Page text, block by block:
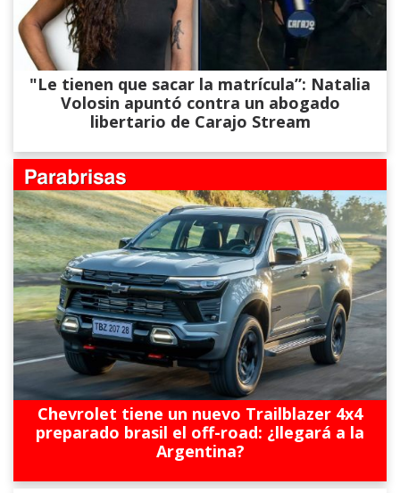
"Le tienen que sacar la matrícula”: Natalia
Volosin apuntó contra un abogado
libertario de Carajo Stream
Chevrolet tiene un nuevo Trailblazer 4x4
preparado brasil el off-road: ¿llegará a la
Argentina?